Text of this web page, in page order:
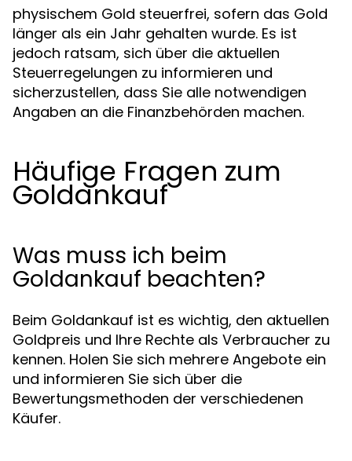
physischem Gold steuerfrei, sofern das Gold
länger als ein Jahr gehalten wurde. Es ist
jedoch ratsam, sich über die aktuellen
Steuerregelungen zu informieren und
sicherzustellen, dass Sie alle notwendigen
Angaben an die Finanzbehörden machen.
Häufige Fragen zum
Goldankauf
Was muss ich beim
Goldankauf beachten?
Beim Goldankauf ist es wichtig, den aktuellen
Goldpreis und Ihre Rechte als Verbraucher zu
kennen. Holen Sie sich mehrere Angebote ein
und informieren Sie sich über die
Bewertungsmethoden der verschiedenen
Käufer.